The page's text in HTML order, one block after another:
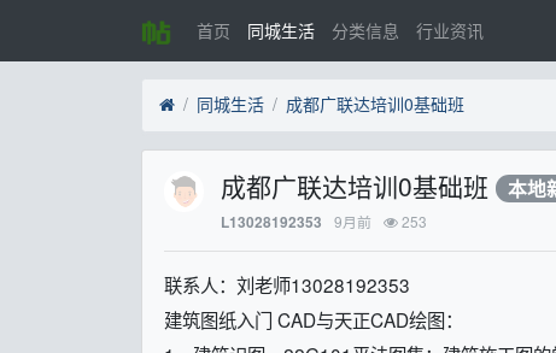
首页 同城生活 分类信息 行业资讯
同城生活 成都广联达培训0基础班
成都广联达培训0基础班 本地
L13028192353 9月前 253
联系人：刘老师13028192353
建筑图纸入门 CAD与天正CAD绘图：